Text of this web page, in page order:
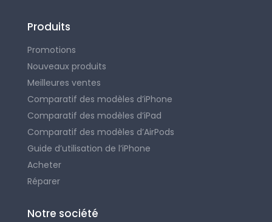
Produits
Promotions
Nouveaux produits
Meilleures ventes
Comparatif des modèles d’iPhone
Comparatif des modèles d’iPad
Comparatif des modèles d’AirPods
Guide d’utilisation de l’iPhone
Acheter
Réparer
Notre société